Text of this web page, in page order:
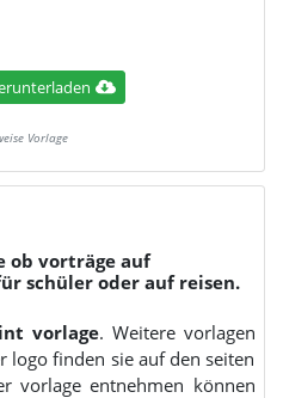
Vorlage
ob vorträge auf
schüler oder auf reisen.
vorlage. Weitere vorlagen
logo finden sie auf den seiten
vorlage entnehmen können